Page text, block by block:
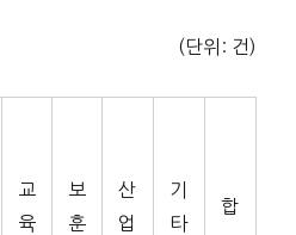
(단위: 건)
교
육
보
훈
산
업
기
타
합